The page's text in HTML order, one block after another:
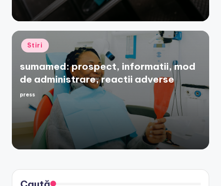
Posted
in
Stiri
sumamed: prospect, informatii, mod
de administrare, reactii adverse
Posted
press